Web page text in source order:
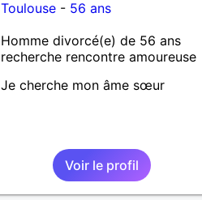
Toulouse - 56 ans
Homme divorcé(e) de 56 ans
recherche rencontre amoureuse
Je cherche mon âme sœur
Voir le profil